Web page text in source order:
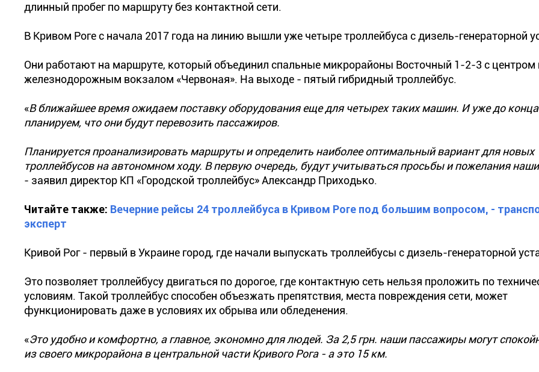
длинный пробег по маршруту без контактной сети.
В Кривом Роге с начала 2017 года на линию вышли уже четыре троллейбуса с дизель-генераторной
Они работают на маршруте, который объединил спальные микрорайоны Восточный 1-2-3 с центром
железнодорожным вокзалом «Червоная». На выходе - пятый гибридный троллейбус.
«В ближайшее время ожидаем поставку оборудования еще для четырех таких машин. И уже до конца
планируем, что они будут перевозить пассажиров.
Планируется проанализировать маршруты и определить наиболее оптимальный вариант для новых
троллейбусов на автономном ходу. В первую очередь, будут учитываться просьбы и пожелания
- заявил директор КП «Городской троллейбус» Александр Приходько.
Читайте также: Вечерние рейсы 24 троллейбуса в Кривом Роге под большим вопросом, -
эксперт
Кривой Рог - первый в Украине город, где начали выпускать троллейбусы с дизель-генераторной
Это позволяет троллейбусу двигаться по дорогое, где контактную сеть нельзя проложить по
условиям. Такой троллейбус способен объезжать препятствия, места повреждения сети, может
функционировать даже в условиях их обрыва или обледенения.
«Это удобно и комфортно, а главное, экономно для людей. За 2,5 грн. наши пассажиры могут
из своего микрорайона в центральной части Кривого Рога - а это 15 км.